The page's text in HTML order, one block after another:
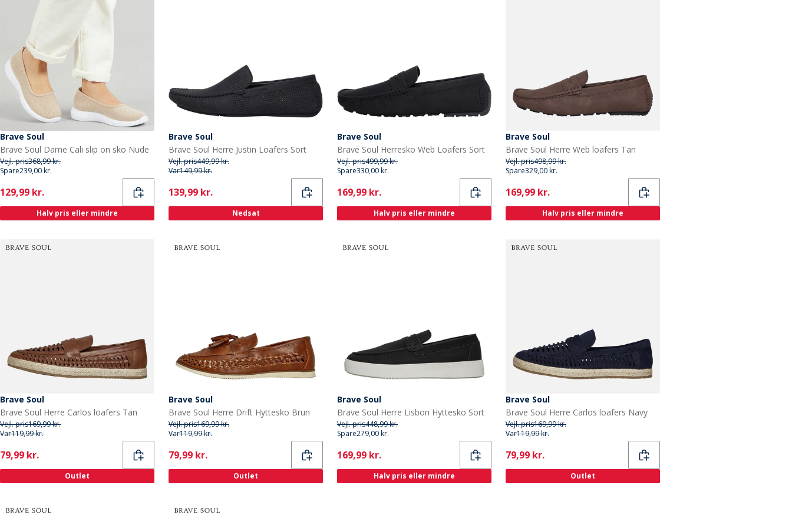
Brave Soul
Brave Soul Dame Cali slip on sko Nude
Vejl. pris368,99 kr.
Spare239,00 kr.
Current
129,99 kr.
Halv pris eller mindre
Brave Soul
Brave Soul Herre Justin Loafers Sort
Vejl. pris449,99 kr.
Var149,99 kr.
Current
139,99 kr.
Nedsat
Brave Soul
Brave Soul Herresko Web Loafers Sort
Vejl. pris499,99 kr.
Spare330,00 kr.
Current
169,99 kr.
Halv pris eller mindre
Brave Soul
Brave Soul Herre Web loafers Tan
Vejl. pris498,99 kr.
Spare329,00 kr.
Current
169,99 kr.
Halv pris eller mindre
Brave Soul
Brave Soul Herre Carlos loafers Tan
Vejl. pris169,99 kr.
Var119,99 kr.
Current
79,99 kr.
Outlet
Brave Soul
Brave Soul Herre Drift Hyttesko Brun
Vejl. pris169,99 kr.
Var119,99 kr.
Current
79,99 kr.
Outlet
Brave Soul
Brave Soul Herre Lisbon Hyttesko Sort
Vejl. pris448,99 kr.
Spare279,00 kr.
Current
169,99 kr.
Halv pris eller mindre
Brave Soul
Brave Soul Herre Carlos loafers Navy
Vejl. pris169,99 kr.
Var119,99 kr.
Current
79,99 kr.
Outlet